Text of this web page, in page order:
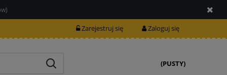
Zarejestruj się Zaloguj się
(PUSTY)